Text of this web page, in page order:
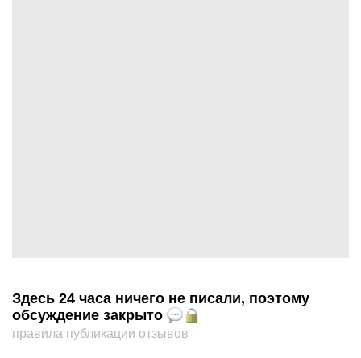
Здесь 24 часа ничего не писали, поэтому
обсуждение закрыто
правила публикации отзывов